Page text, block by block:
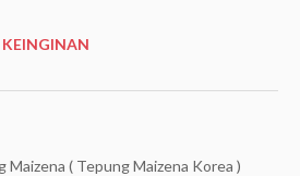
Maizena ( Tepung Maizena Korea )